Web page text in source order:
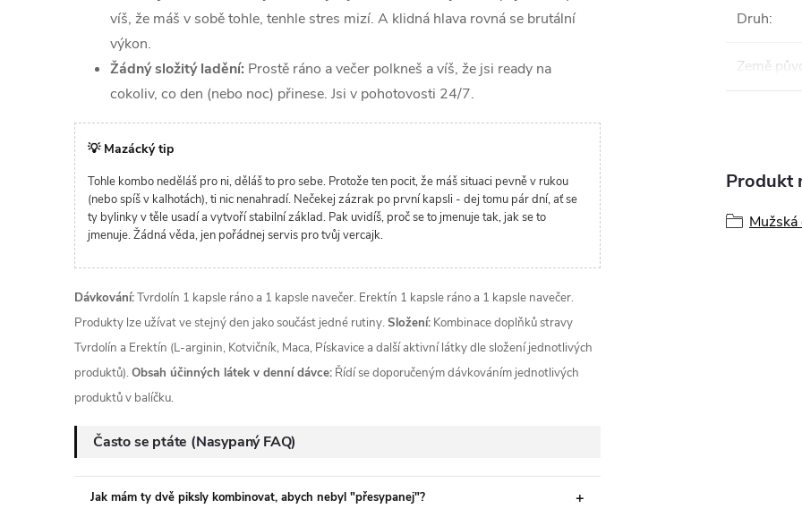
víš, že máš v sobě tohle, tenhle stres mizí. A klidná hlava rovná se brutální
výkon.
Žádný složitý ladění: Prostě ráno a večer polkneš a víš, že jsi ready na
cokoliv, co den (nebo noc) přinese. Jsi v pohotovosti 24/7.
💡 Mazácký tip
Tohle kombo neděláš pro ni, děláš to pro sebe. Protože ten pocit, že máš situaci pevně v rukou
(nebo spíš v kalhotách), ti nic nenahradí. Nečekej zázrak po první kapsli - dej tomu pár dní, ať se
ty bylinky v těle usadí a vytvoří stabilní základ. Pak uvidíš, proč se to jmenuje tak, jak se to
jmenuje. Žádná věda, jen pořádnej servis pro tvůj vercajk.
Dávkování:Tvrdolín 1 kapsle ráno a 1 kapsle navečer. Erektín 1 kapsle ráno a 1 kapsle navečer.
Produkty lze užívat ve stejný den jako součást jedné rutiny.Složení: Kombinace doplňků stravy
Tvrdolín a Erektín (L-arginin, Kotvičník, Maca, Pískavice a další aktivní látky dle složení jednotlivých
produktů).Obsah účinných látek v denní dávce: Řídí se doporučeným dávkováním jednotlivých
produktů v balíčku.
Často se ptáte (Nasypaný FAQ)
Jak mám ty dvě piksly kombinovat, abych nebyl "přesypanej"?
Druh:
Země
Produkt
Mužská